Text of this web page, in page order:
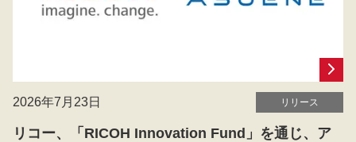
リコー、「RICOH Innovation Fund」を通じ、ア
2026年7月23日 リリース